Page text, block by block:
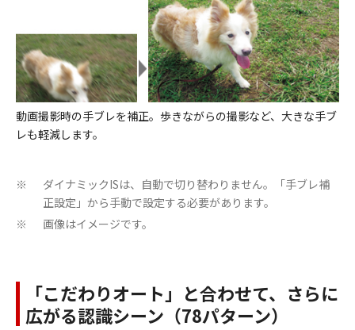
動画撮影時の手ブレを補正。歩きながらの撮影など、大きな手ブ
レも軽減します。
※
ダイナミックISは、自動で切り替わりません。「手ブレ補
正設定」から手動で設定する必要があります。
※ 画像はイメージです。
「こだわりオート」と合わせて、さらに
広がる認識シーン（78パターン）